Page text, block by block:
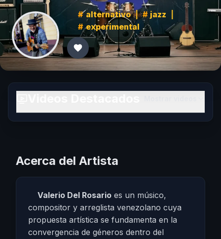
alternativo | jazz
experimental
Acerca del Artista
Valerio Del Rosario es un músico,
compositor y arreglista venezolano cuya
propuesta artística se fundamenta en la
convergencia de géneros dentro del